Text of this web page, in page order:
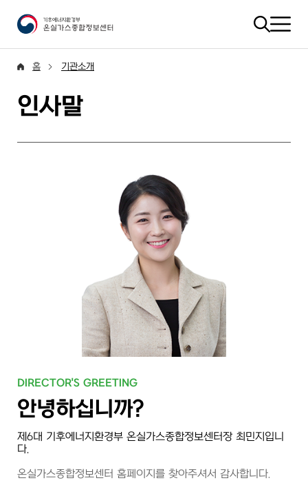
홈 기관소개
인사말
DIRECTOR'S GREETING
안녕하십니까?
제6대 기후에너지환경부 온실가스종합정보센터장 최민지입니
다.
온실가스종합정보센터 홈페이지를 찾아주셔서 감사합니다.